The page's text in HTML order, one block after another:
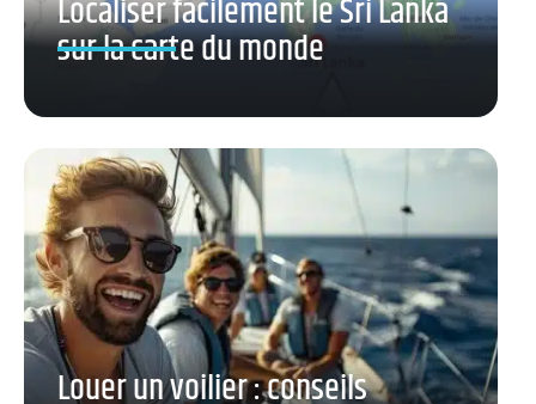
Localiser facilement le Sri Lanka
sur la carte du monde
Louer un voilier : conseils